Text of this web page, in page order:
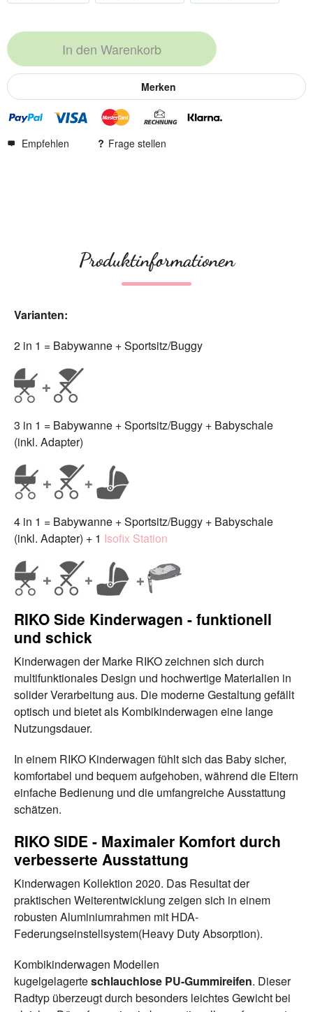
In den Warenkorb
Merken
Empfehlen Frage stellen
Produktinformationen
Varianten:
2 in 1 = Babywanne + Sportsitz/Buggy
3 in 1 = Babywanne + Sportsitz/Buggy + Babyschale
(inkl. Adapter)
4 in 1 = Babywanne + Sportsitz/Buggy + Babyschale
(inkl. Adapter) + 1 Isofix Station
RIKO Side Kinderwagen - funktionell
und schick
Kinderwagen der Marke RIKO zeichnen sich durch
multifunktionales Design und hochwertige Materialien in
solider Verarbeitung aus. Die moderne Gestaltung gefällt
optisch und bietet als Kombikinderwagen eine lange
Nutzungsdauer.
In einem RIKO Kinderwagen fühlt sich das Baby sicher,
komfortabel und bequem aufgehoben, während die Eltern
einfache Bedienung und die umfangreiche Ausstattung
schätzen.
RIKO SIDE - Maximaler Komfort durch
verbesserte Ausstattung
Kinderwagen Kollektion 2020. Das Resultat der
praktischen Weiterentwicklung zeigen sich in einem
robusten Aluminiumrahmen mit HDA-
Federungseinstellsystem(Heavy Duty Absorption).
Kombikinderwagen Modellen
kugelgelagerteschlauchlose PU-Gummireifen. Dieser
Radtyp überzeugt durch besonders leichtes Gewicht bei